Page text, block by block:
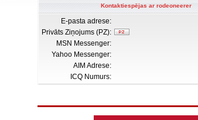
Kontaktiespējas ar rodeoneerer
E-pasta adrese:
Privāts Ziņojums (PZ):
MSN Messenger:
Yahoo Messenger:
AIM Adrese:
ICQ Numurs: